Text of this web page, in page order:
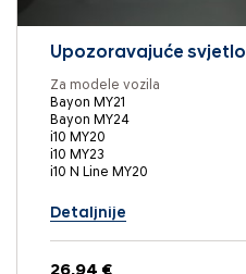
Upozoravajuće svjetlo
Za modele vozila
Bayon MY21
Bayon MY24
i10 MY20
i10 MY23
i10 N Line MY20
Detaljnije